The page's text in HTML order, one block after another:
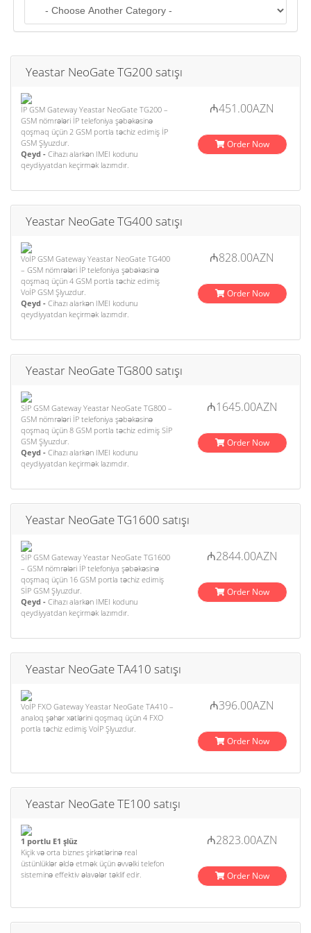
Yeastar NeoGate TG200 satışı
İP GSM Gateway Yeastar NeoGate TG200 –
GSM nömrələri İP telefoniya şəbəkəsinə
qoşmaq üçün 2 GSM portla təchiz edimiş İP
GSM Şlyuzdur.
Qeyd - Cihazı alarkən IMEI kodunu
qeydiyyatdan keçirmək lazımdır.
₼451.00AZN
Order Now
Yeastar NeoGate TG400 satışı
VoİP GSM Gateway Yeastar NeoGate TG400
– GSM nömrələri İP telefoniya şəbəkəsinə
qoşmaq üçün 4 GSM portla təchiz edimiş
VoİP GSM Şlyuzdur.
Qeyd - Cihazı alarkən IMEI kodunu
qeydiyyatdan keçirmək lazımdır.
₼828.00AZN
Order Now
Yeastar NeoGate TG800 satışı
SİP GSM Gateway Yeastar NeoGate TG800 –
GSM nömrələri İP telefoniya şəbəkəsinə
qoşmaq üçün 8 GSM portla təchiz edimiş SİP
GSM Şlyuzdur.
Qeyd - Cihazı alarkən IMEI kodunu
qeydiyyatdan keçirmək lazımdır.
₼1645.00AZN
Order Now
Yeastar NeoGate TG1600 satışı
SİP GSM Gateway Yeastar NeoGate TG1600
– GSM nömrələri İP telefoniya şəbəkəsinə
qoşmaq üçün 16 GSM portla təchiz edimiş
SİP GSM Şlyuzdur.
Qeyd - Cihazı alarkən IMEI kodunu
qeydiyyatdan keçirmək lazımdır.
₼2844.00AZN
Order Now
Yeastar NeoGate TA410 satışı
VoİP FXO Gateway Yeastar NeoGate TA410 –
analoq şəhər xətlərini qoşmaq üçün 4 FXO
portla təchiz edimiş VoİP Şlyuzdur.
₼396.00AZN
Order Now
Yeastar NeoGate TE100 satışı
1 portlu E1 şlüz
Kiçik və orta biznes şirkətlərinə real
üstünlüklər əldə etmək üçün əvvəlki telefon
sisteminə effektiv əlavələr təklif edir.
₼2823.00AZN
Order Now